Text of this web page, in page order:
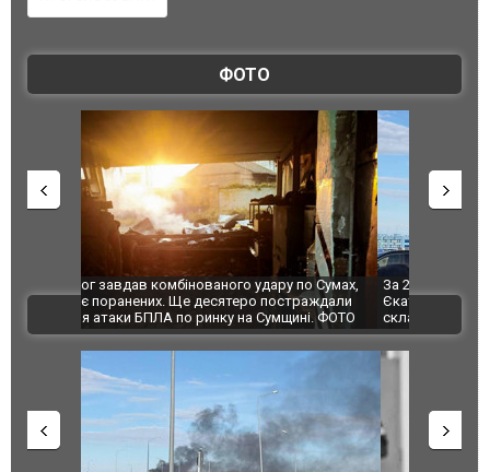
ФОТО
За 2000 кілометрів від кордону з Україною: в
Єкатеринбурзі після атаки дронів загорівся
склад Wildberries. ФОТО. ВІДЕО
"Мої
ВІДЕО